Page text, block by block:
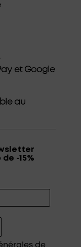
et Google
au
-15%
de